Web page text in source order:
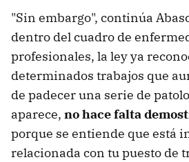
"Sin embargo", continúa
dentro del cuadro de
profesionales, la ley ya
determinados trabajos que
de padecer una serie de
aparece, no hace falta
porque se entiende que está
relacionada con tu puesto de